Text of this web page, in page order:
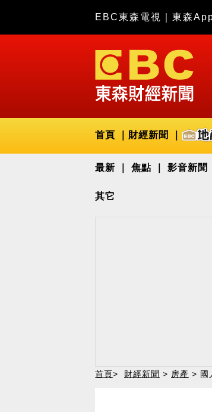
EBC東森電視 東森
首頁 財經新聞
最新 焦點 影音新聞
其它
首頁> 財經新聞 > 房產 > 國